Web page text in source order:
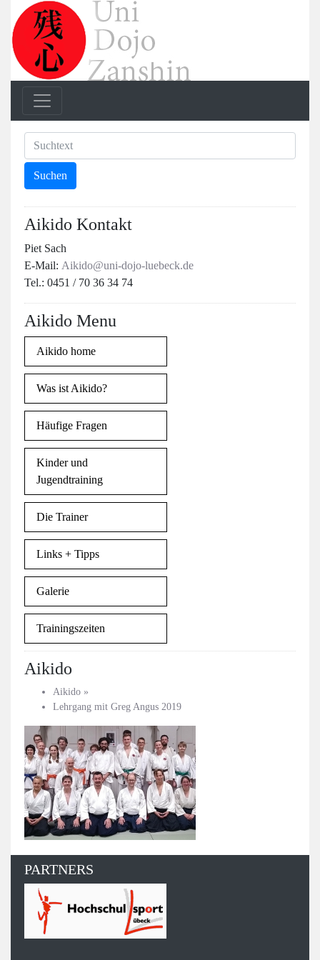
Aikido
Aikido »
Lehrgang mit Greg Angus 2019
Aikido Kontakt
Piet Sach
E-Mail: Aikido@uni-dojo-luebeck.de
Tel.: 0451 / 70 36 34 74
Aikido Menu
Aikido home
Was ist Aikido?
Häufige Fragen
Kinder und
Jugendtraining
Die Trainer
Links + Tipps
Galerie
Trainingszeiten
PARTNERS